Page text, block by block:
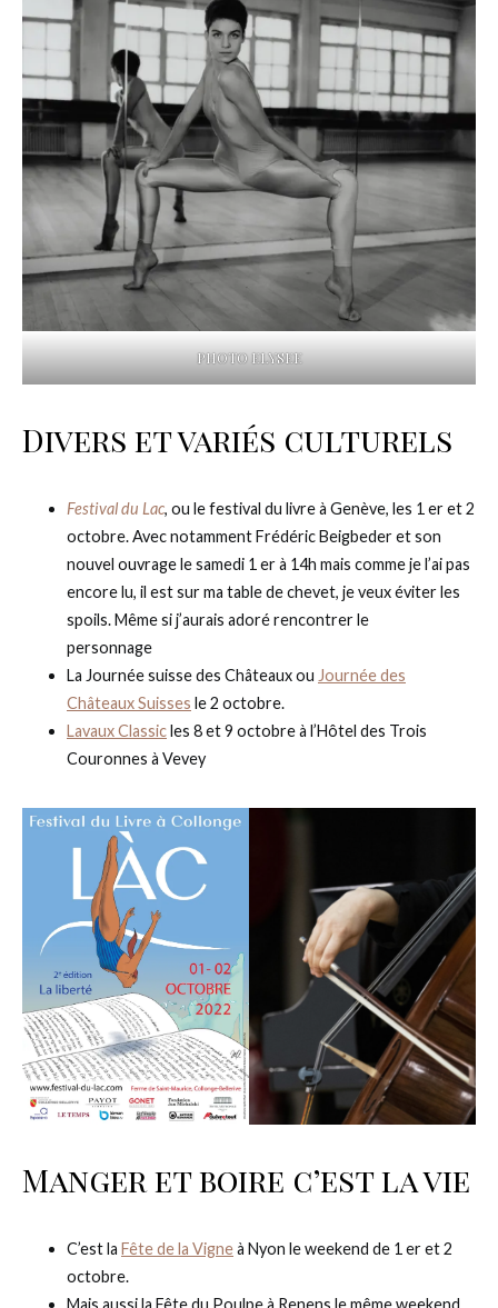
PHOTO ELYSEE
Divers et variés culturels
Festival du Lac, ou le festival du livre à Genève, les 1 er et 2
octobre. Avec notamment Frédéric Beigbeder et son
nouvel ouvrage le samedi 1 er à 14h mais comme je l’ai pas
encore lu, il est sur ma table de chevet, je veux éviter les
spoils. Même si j’aurais adoré rencontrer le
personnage
La Journée suisse des Châteaux ou Journée des
Châteaux Suisses le 2 octobre.
Lavaux Classicles 8 et 9 octobre à l’Hôtel des Trois
Couronnes à Vevey
Manger et boire c’est la vie
C’est la Fête de la Vigneà Nyon le weekend de 1 er et 2
octobre.
Mais aussi la Fête du Poulpe à Renens le même weekend